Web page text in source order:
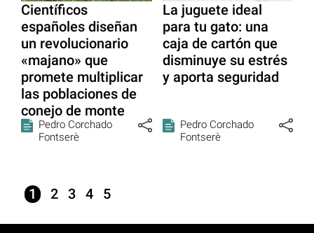
Científicos
españoles diseñan
un revolucionario
«majano» que
promete multiplicar
las poblaciones de
conejo de monte
Pedro Corchado
Fontserè
La juguete ideal
para tu gato: una
caja de cartón que
disminuye su estrés
y aporta seguridad
Pedro Corchado
Fontserè
1 2 3 4 5